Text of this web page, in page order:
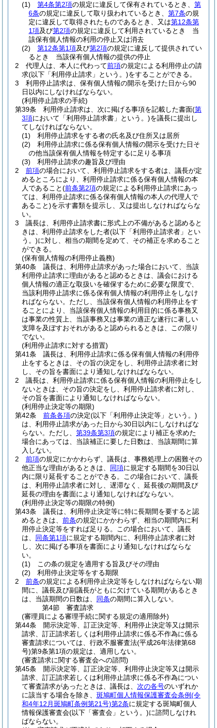
(1)
第4条第2項の規定に違反して保有されているとき、 第
6条の規定に違反して取り扱われているとき、 第7条の規
定に違反して取得されたものであるとき、又は第12条第
1項及び第2項の規定に違反して利用されているとき 当
該保有個人情報の利用の停止又は消去
(2)
第12条第1項及び第2項の規定に違反して提供されてい
るとき 当該保有個人情報の提供の停止
2
代理人は、本人に代わって前項の規定による利用停止の請
求(以下「利用停止請求」という。)をすることができる。
3
利用停止請求は、保有個人情報の開示を受けた日から90
日以内にしなければならない。
(利用停止請求の手続)
第39条
利用停止請求は、次に掲げる事項を記載した書面(第
3項において「利用停止請求書」という。)を議長に提出し
てしなければならない。
(1)
利用停止請求をする者の氏名及び住所又は居所
(2)
利用停止請求に係る保有個人情報の開示を受けた日そ
の他当該保有個人情報を特定するに足りる事項
(3)
利用停止請求の趣旨及び理由
2
前項の場合において、利用停止請求をする者は、議長が定
めるところにより、利用停止請求に係る保有個人情報の本
人であること(前条第2項の規定による利用停止請求にあっ
ては、利用停止請求に係る保有個人情報の本人の代理人で
あること)を示す書類を提示し、又は提出しなければならな
い。
3
議長は、利用停止請求書に形式上の不備があると認めると
きは、利用停止請求をした者(以下「利用停止請求者」とい
う。)に対し、相当の期間を定めて、その補正を求めること
ができる。
(保有個人情報の利用停止義務)
第40条
議長は、利用停止請求があった場合において、当該
利用停止請求に理由があると認めるときは、議会における
個人情報の適正な取扱いを確保するために必要な限度で、
当該利用停止請求に係る保有個人情報の利用停止をしなけ
ればならない。 ただし、当該保有個人情報の利用停止をす
ることにより、当該保有個人情報の利用目的に係る事務又
は事業の性質上、当該事務又は事業の適正な遂行に著しい
支障を及ぼすおそれがあると認められるときは、この限り
でない。
(利用停止請求に対する措置)
第41条
議長は、利用停止請求に係る保有個人情報の利用停
止をするときは、その旨の決定をし、利用停止請求者に対
し、その旨を書面により通知しなければならない。
2
議長は、利用停止請求に係る保有個人情報の利用停止をし
ないときは、その旨の決定をし、利用停止請求者に対し、
その旨を書面により通知しなければならない。
(利用停止決定等の期限)
第42条
前条各項の決定(以下「利用停止決定等」という。)
は、利用停止請求があった日から30日以内にしなければな
らない。 ただし、 第39条第3項の規定により補正を求めた
場合にあっては、当該補正に要した日数は、当該期間に算
入しない。
2
前項の規定にかかわらず、議長は、事務処理上の困難その
他正当な理由があるときは、 同項に規定する期間を30日以
内に限り延長することができる。
この場合において、議長
は、利用停止請求者に対し、遅滞なく、延長後の期間及び
延長の理由を書面により通知しなければならない。
(利用停止決定等の期限の特例)
第43条
議長は、利用停止決定等に特に長期間を要すると認
めるときは、 前条の規定にかかわらず、相当の期間内に利
用停止決定等をすれば足りる。
この場合において、議長
は、 同条第1項に規定する期間内に、利用停止請求者に対
し、次に掲げる事項を書面により通知しなければならな
い。
(1)
この条の規定を適用する旨及びその理由
(2)
利用停止決定等をする期限
2
前条の規定による利用停止決定等をしなければならない期
間に、議長及び副議長がともに欠けている期間があるとき
は、当該期間の日数は、 同条の期間に算入しない。
第4節
審査請求
(審理員による審理手続に関する規定の適用除外)
第44条
開示決定等、訂正決定等、利用停止決定等又は開示
請求、訂正請求若しくは利用停止請求に係る不作為に係る
審査請求については、行政不服審査法(平成26年法律第68
号)第9条第1項の規定は、適用しない。
(審査請求に関する審査会への諮問)
第45条
開示決定等、訂正決定等、利用停止決定等又は開示
請求、訂正請求若しくは利用停止請求に係る不作為につい
て審査請求があったときは、議長は、 次の各号のいずれか
に該当する場合を除き、 斑鳩町個人情報保護審査会条例(令
和4年12月斑鳩町条例第21号)第2条に規定する斑鳩町個人
情報保護審査会(以下「審査会」という。)に諮問しなけれ
ばならない。